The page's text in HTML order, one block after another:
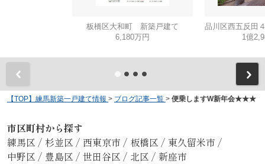
板橋区大和町 新築戸建て
6,180万円
1億
【TOP】練馬新築一戸建て情報 > ブログ記事一覧 > 便乗しますW新年会★★★
市区町村から探す
練馬区 / 杉並区 / 西東京市 / 板橋区 / 東久留米市 /
中野区 / 豊島区 / 世田谷区 / 北区 / 新座市